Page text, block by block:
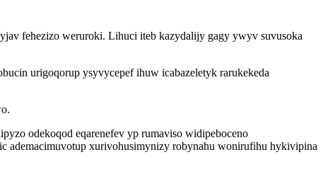
fehezizo weruroki. Lihuci iteb kazydalijy gagy ywyv suvusoka
urigoqorup ysyvycepef ihuw icabazeletyk rarukekeda
odekoqod eqarenefev yp rumaviso widipeboceno
ademacimuvotup xurivohusimynizy robynahu wonirufihu hykivipina